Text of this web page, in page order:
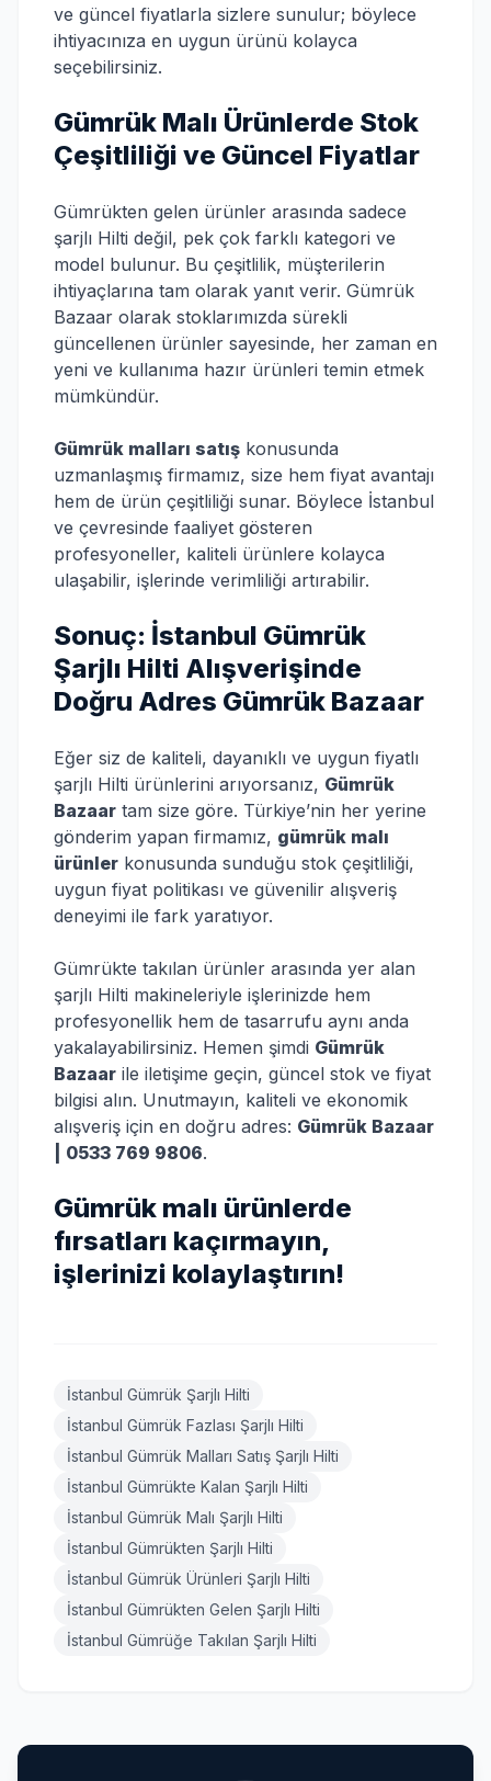
ve güncel fiyatlarla sizlere sunulur; böylece
ihtiyacınıza en uygun ürünü kolayca
seçebilirsiniz.
Gümrük Malı Ürünlerde Stok
Çeşitliliği ve Güncel Fiyatlar
Gümrükten gelen ürünler arasında sadece
şarjlı Hilti değil, pek çok farklı kategori ve
model bulunur. Bu çeşitlilik, müşterilerin
ihtiyaçlarına tam olarak yanıt verir. Gümrük
Bazaar olarak stoklarımızda sürekli
güncellenen ürünler sayesinde, her zaman en
yeni ve kullanıma hazır ürünleri temin etmek
mümkündür.
Gümrük malları satış konusunda
uzmanlaşmış firmamız, size hem fiyat avantajı
hem de ürün çeşitliliği sunar. Böylece İstanbul
ve çevresinde faaliyet gösteren
profesyoneller, kaliteli ürünlere kolayca
ulaşabilir, işlerinde verimliliği artırabilir.
Sonuç: İstanbul Gümrük
Şarjlı Hilti Alışverişinde
Doğru Adres Gümrük Bazaar
Eğer siz de kaliteli, dayanıklı ve uygun fiyatlı
şarjlı Hilti ürünlerini arıyorsanız, Gümrük
Bazaar tam size göre. Türkiye’nin her yerine
gönderim yapan firmamız, gümrük malı
ürünler konusunda sunduğu stok çeşitliliği,
uygun fiyat politikası ve güvenilir alışveriş
deneyimi ile fark yaratıyor.
Gümrükte takılan ürünler arasında yer alan
şarjlı Hilti makineleriyle işlerinizde hem
profesyonellik hem de tasarrufu aynı anda
yakalayabilirsiniz. Hemen şimdi Gümrük
Bazaar ile iletişime geçin, güncel stok ve fiyat
bilgisi alın. Unutmayın, kaliteli ve ekonomik
alışveriş için en doğru adres: Gümrük Bazaar
| 0533 769 9806.
Gümrük malı ürünlerde
fırsatları kaçırmayın,
işlerinizi kolaylaştırın!
İstanbul Gümrük Şarjlı Hilti
İstanbul Gümrük Fazlası Şarjlı Hilti
İstanbul Gümrük Malları Satış Şarjlı Hilti
İstanbul Gümrükte Kalan Şarjlı Hilti
İstanbul Gümrük Malı Şarjlı Hilti
İstanbul Gümrükten Şarjlı Hilti
İstanbul Gümrük Ürünleri Şarjlı Hilti
İstanbul Gümrükten Gelen Şarjlı Hilti
İstanbul Gümrüğe Takılan Şarjlı Hilti